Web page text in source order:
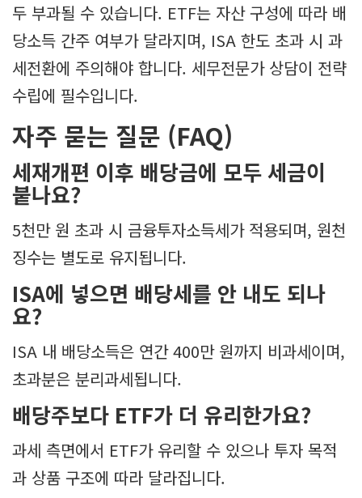
두 부과될 수 있습니다. ETF는 자산 구성에 따라 배
당소득 간주 여부가 달라지며, ISA 한도 초과 시 과
세전환에 주의해야 합니다. 세무전문가 상담이 전략
수립에 필수입니다.
자주 묻는 질문 (FAQ)
세재개편 이후 배당금에 모두 세금이
붙나요?
5천만 원 초과 시 금융투자소득세가 적용되며, 원천
징수는 별도로 유지됩니다.
ISA에 넣으면 배당세를 안 내도 되나
요?
ISA 내 배당소득은 연간 400만 원까지 비과세이며,
초과분은 분리과세됩니다.
배당주보다 ETF가 더 유리한가요?
과세 측면에서 ETF가 유리할 수 있으나 투자 목적
과 상품 구조에 따라 달라집니다.